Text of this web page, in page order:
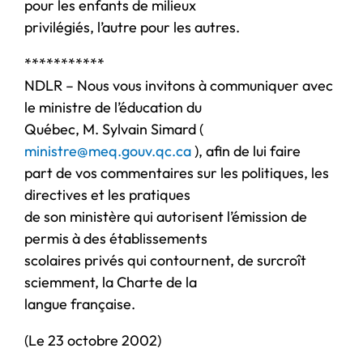
pour les enfants de milieux
privilégiés, l’autre pour les autres.
***********
NDLR – Nous vous invitons à communiquer avec
le ministre de l’éducation du
Québec, M. Sylvain Simard (
ministre@meq.gouv.qc.ca), afin de lui faire
part de vos commentaires sur les politiques, les
directives et les pratiques
de son ministère qui autorisent l’émission de
permis à des établissements
scolaires privés qui contournent, de surcroît
sciemment, la Charte de la
langue française.
(Le 23 octobre 2002)